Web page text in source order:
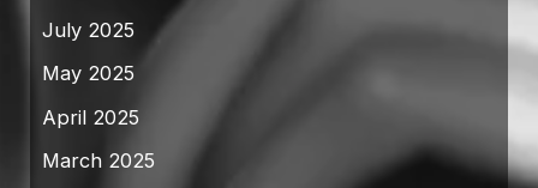
July 2025
May 2025
April 2025
March 2025